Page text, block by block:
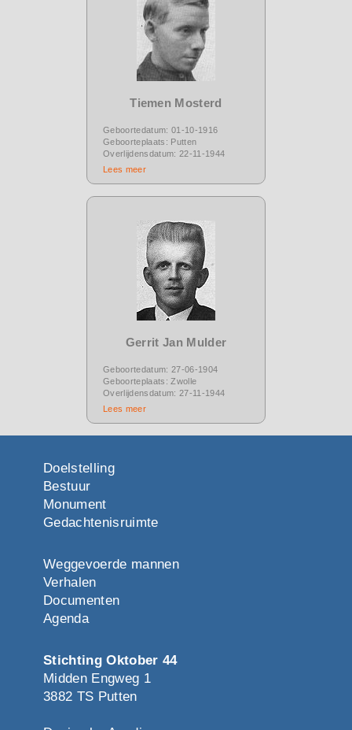
Tiemen Mosterd
Geboortedatum: 01-10-1916
Geboorteplaats: Putten
Overlijdensdatum: 22-11-1944
Lees meer
Gerrit Jan Mulder
Geboortedatum: 27-06-1904
Geboorteplaats: Zwolle
Overlijdensdatum: 27-11-1944
Lees meer
Doelstelling
Bestuur
Monument
Gedachtenisruimte
Weggevoerde mannen
Verhalen
Documenten
Agenda
Stichting Oktober 44
Midden Engweg 1
3882 TS Putten